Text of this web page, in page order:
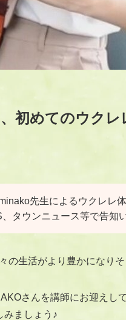
初めてのウクレ
先生によるウクレレ
タウンニュース等で告知
の生活がより豊かになり
さんを講師にお迎えし
みましょう♪